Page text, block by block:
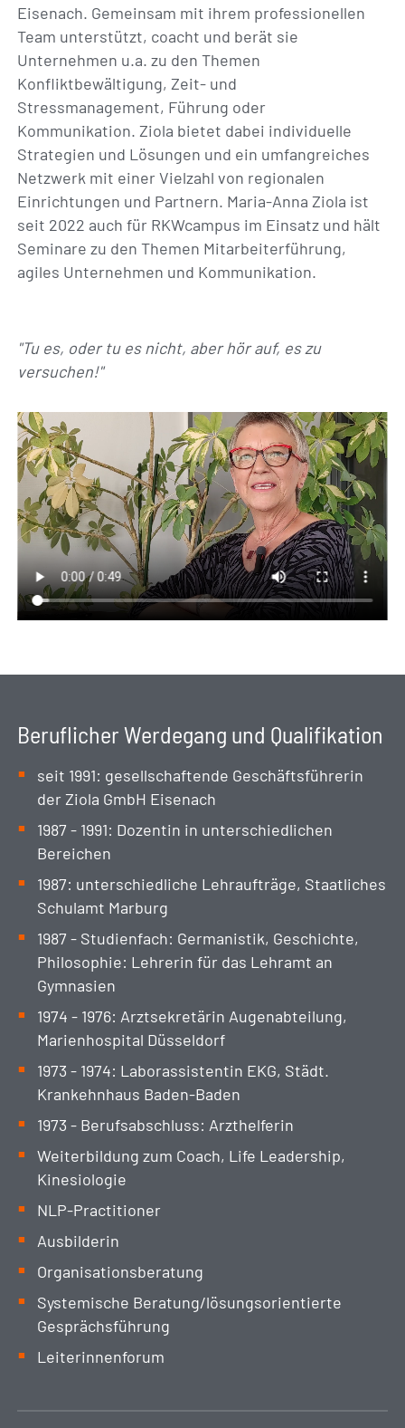
Eisenach. Gemeinsam mit ihrem professionellen
Team unterstützt, coacht und berät sie
Unternehmen u.a. zu den Themen
Konfliktbewältigung, Zeit- und
Stressmanagement, Führung oder
Kommunikation. Ziola bietet dabei individuelle
Strategien und Lösungen und ein umfangreiches
Netzwerk mit einer Vielzahl von regionalen
Einrichtungen und Partnern. Maria-Anna Ziola ist
seit 2022 auch für RKWcampus im Einsatz und hält
Seminare zu den Themen Mitarbeiterführung,
agiles Unternehmen und Kommunikation.
"Tu es, oder tu es nicht, aber hör auf, es zu
versuchen!"
Beruflicher Werdegang und Qualifikation
seit 1991: gesellschaftende Geschäftsführerin
der Ziola GmbH Eisenach
1987 - 1991: Dozentin in unterschiedlichen
Bereichen
1987: unterschiedliche Lehraufträge, Staatliches
Schulamt Marburg
1987 - Studienfach: Germanistik, Geschichte,
Philosophie: Lehrerin für das Lehramt an
Gymnasien
1974 - 1976: Arztsekretärin Augenabteilung,
Marienhospital Düsseldorf
1973 - 1974: Laborassistentin EKG, Städt.
Krankehnhaus Baden-Baden
1973 - Berufsabschluss: Arzthelferin
Weiterbildung zum Coach, Life Leadership,
Kinesiologie
NLP-Practitioner
Ausbilderin
Organisationsberatung
Systemische Beratung/lösungsorientierte
Gesprächsführung
Leiterinnenforum